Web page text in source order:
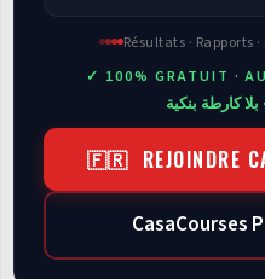
Résultats · Rapports
✓ 100% GRATUIT ·
كارطة بنكية
🇫🇷 REJOINDRE